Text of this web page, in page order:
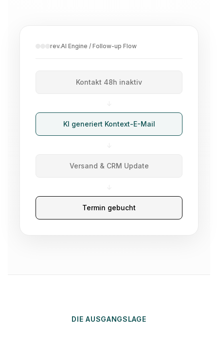
rev.AI Engine / Follow-up Flow
Kontakt 48h inaktiv
KI generiert Kontext-E-Mail
Versand & CRM Update
Termin gebucht
DIE AUSGANGSLAGE